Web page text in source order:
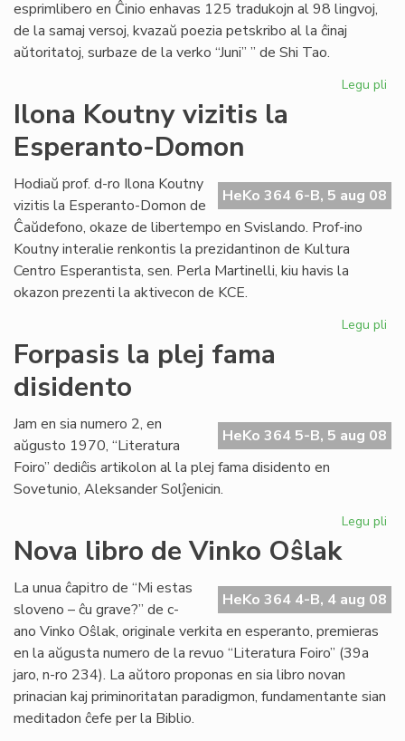
esprimlibero en Ĉinio enhavas 125 tradukojn al 98 lingvoj,
de la samaj versoj, kvazaŭ poezia petskribo al la ĉinaj
aŭtoritatoj, surbaze de la verko “Juni” ” de Shi Tao.
Legu pli
Ilona Koutny vizitis la
Esperanto-Domon
HeKo 364 6-B, 5 aug 08
Hodiaŭ prof. d-ro Ilona Koutny
vizitis la Esperanto-Domon de
Ĉaŭdefono, okaze de libertempo en Svislando. Prof-ino
Koutny interalie renkontis la prezidantinon de Kultura
Centro Esperantista, sen. Perla Martinelli, kiu havis la
okazon prezenti la aktivecon de KCE.
Legu pli
Forpasis la plej fama
disidento
HeKo 364 5-B, 5 aug 08
Jam en sia numero 2, en
aŭgusto 1970, “Literatura
Foiro” dediĉis artikolon al la plej fama disidento en
Sovetunio, Aleksander Solĵenicin.
Legu pli
Nova libro de Vinko Oŝlak
HeKo 364 4-B, 4 aug 08
La unua ĉapitro de “Mi estas
sloveno – ĉu grave?” de c-
ano Vinko Oŝlak, originale verkita en esperanto, premieras
en la aŭgusta numero de la revuo “Literatura Foiro” (39a
jaro, n-ro 234). La aŭtoro proponas en sia libro novan
prinacian kaj priminoritatan paradigmon, fundamentante sian
meditadon ĉefe per la Biblio.